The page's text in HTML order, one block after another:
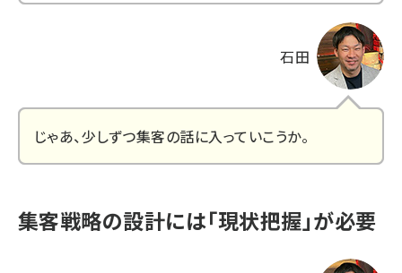
石田
じゃあ、少しずつ集客の話に入っていこうか。
集客戦略の設計には「現状把握」が必要